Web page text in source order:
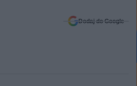
Dodaj do Google